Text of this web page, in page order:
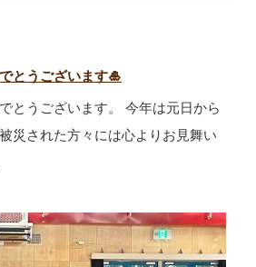
とうございます🎍
とうございます。 今年は元日から
災された方々には心よりお見舞い